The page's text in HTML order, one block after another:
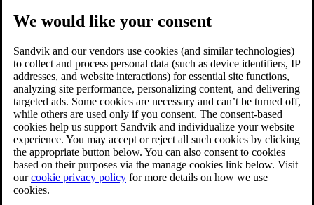
We would like your consent
Sandvik and our vendors use cookies (and similar technologies)
to collect and process personal data (such as device identifiers, IP
addresses, and website interactions) for essential site functions,
analyzing site performance, personalizing content, and delivering
targeted ads. Some cookies are necessary and can’t be turned off,
while others are used only if you consent. The consent-based
cookies help us support Sandvik and individualize your website
experience. You may accept or reject all such cookies by clicking
the appropriate button below. You can also consent to cookies
based on their purposes via the manage cookies link below. Visit
ourcookie privacy policy for more details on how we use
cookies.